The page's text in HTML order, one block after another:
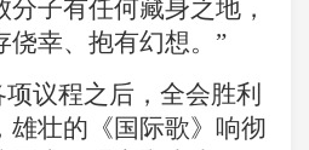
子有任何藏身之地，
侥幸、抱有幻想。”
议程之后，全会胜利
雄壮的《国际歌》响彻